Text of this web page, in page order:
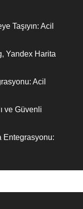
Taşıyın: Acil
Yandex Harita
Acil
ve Güvenli
Entegrasyonu: